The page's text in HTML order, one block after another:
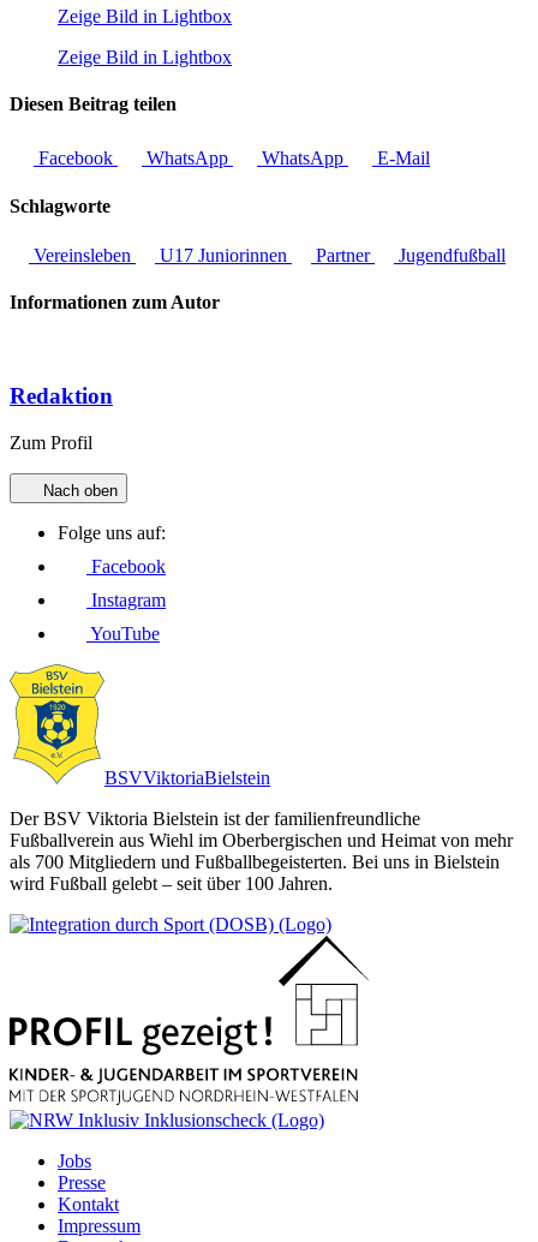
Zeige Bild in Lightbox
Zeige Bild in Lightbox
Diesen Beitrag teilen
Facebook WhatsApp WhatsApp E-Mail
Schlagworte
Vereinsleben U17 Juniorinnen Partner Jugendfußball
Informationen zum Autor
Redaktion
Zum Profil
Nach oben
Folge uns auf:
Facebook
Instagram
YouTube
BSVViktoriaBielstein
Der BSV Viktoria Bielstein ist der familienfreundliche
Fußballverein aus Wiehl im Oberbergischen und Heimat von mehr
als 700 Mitgliedern und Fußballbegeisterten. Bei uns in Bielstein
wird Fußball gelebt – seit über 100 Jahren.
Jobs
Presse
Kontakt
Impressum